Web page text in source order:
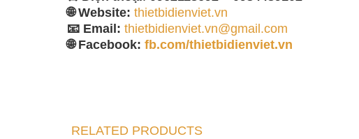
🌐 Website: thietbidienviet.vn
📧 Email: thietbidienviet.vn@gmail.com
🌐 Facebook: fb.com/thietbidienviet.vn
RELATED PRODUCTS